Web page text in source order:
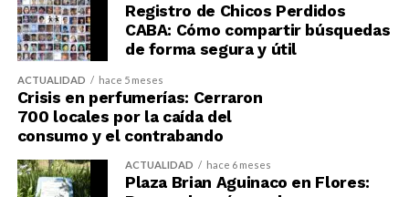
Registro de Chicos Perdidos
CABA: Cómo compartir búsquedas
de forma segura y útil
ACTUALIDAD hace 5 meses
Crisis en perfumerías: Cerraron
700 locales por la caída del
consumo y el contrabando
ACTUALIDAD hace 6 meses
Plaza Brian Aguinaco en Flores: